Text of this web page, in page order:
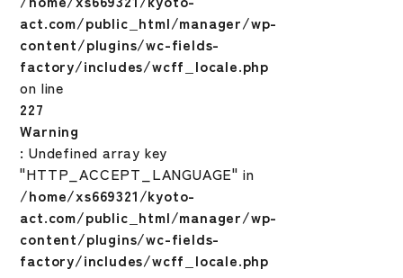
act.com/public_html/manager/wp-
content/plugins/wc-fields-
factory/includes/wcff_locale.php
on line
227
Warning
: Undefined array key
"HTTP_ACCEPT_LANGUAGE" in
/home/xs669321/kyoto-
act.com/public_html/manager/wp-
content/plugins/wc-fields-
factory/includes/wcff_locale.php